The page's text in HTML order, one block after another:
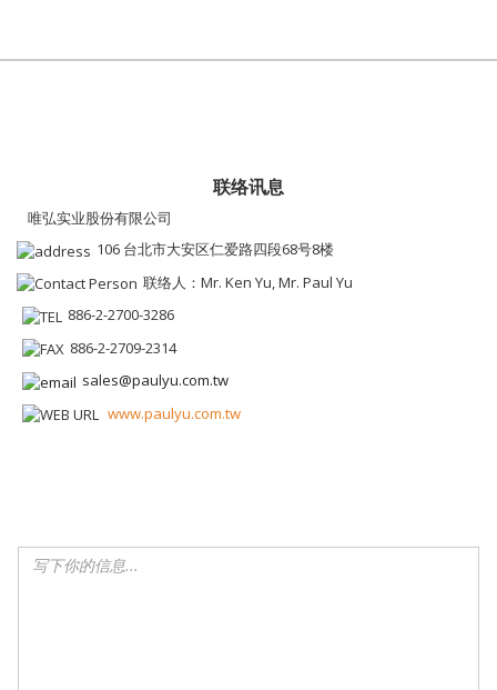
联络讯息
唯弘实业股份有限公司
106 台北市大安区仁爱路四段68号8楼
联络人：Mr. Ken Yu, Mr. Paul Yu
886-2-2700-3286
886-2-2709-2314
sales@paulyu.com.tw
www.paulyu.com.tw